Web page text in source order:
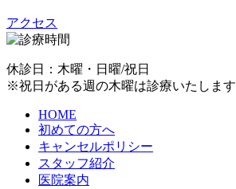
アクセス
休診日：木曜・日曜/祝日
※祝日がある週の木曜は診療いたします
HOME
初めての方へ
キャンセルポリシー
スタッフ紹介
医院案内